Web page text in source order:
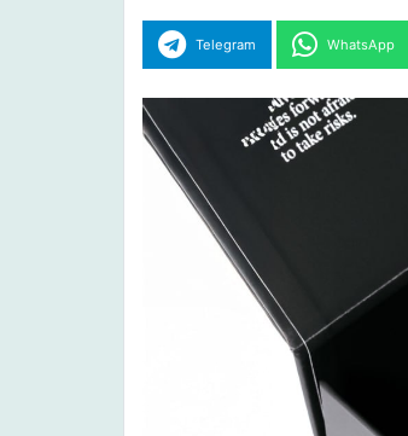
Telegram WhatsApp